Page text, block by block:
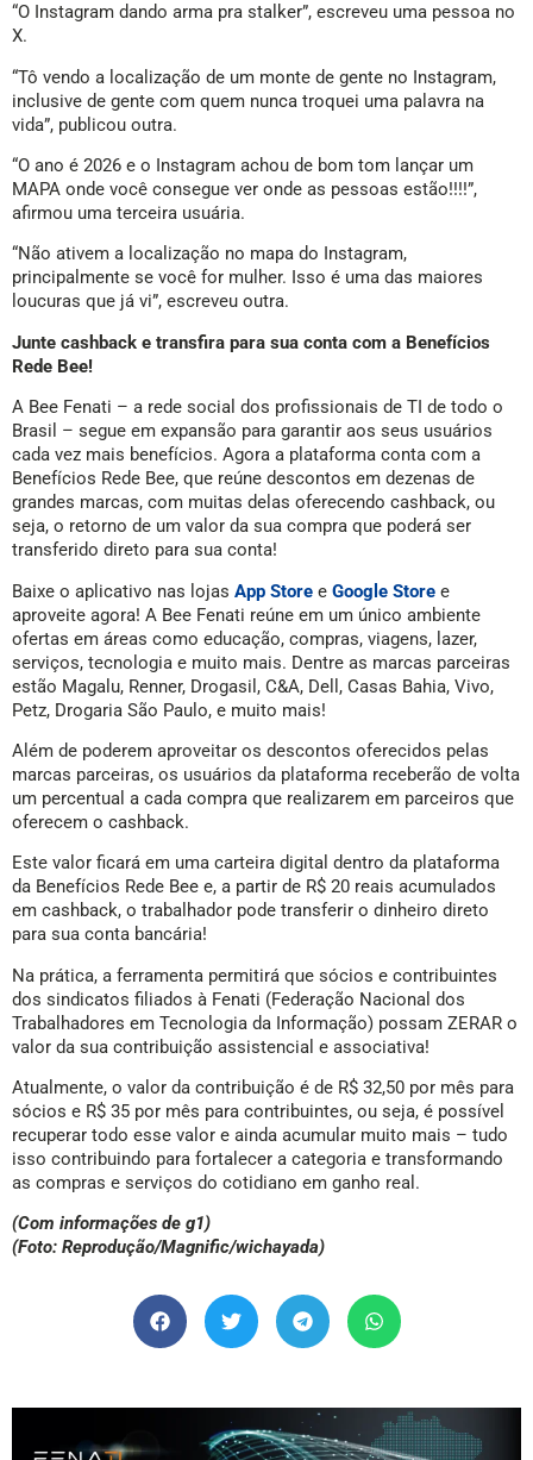
“O Instagram dando arma pra stalker”, escreveu uma pessoa no
X.
“Tô vendo a localização de um monte de gente no Instagram,
inclusive de gente com quem nunca troquei uma palavra na
vida”, publicou outra.
“O ano é 2026 e o Instagram achou de bom tom lançar um
MAPA onde você consegue ver onde as pessoas estão!!!!”,
afirmou uma terceira usuária.
“Não ativem a localização no mapa do Instagram,
principalmente se você for mulher. Isso é uma das maiores
loucuras que já vi”, escreveu outra.
Junte cashback e transfira para sua conta com a Benefícios
Rede Bee!
A Bee Fenati – a rede social dos profissionais de TI de todo o
Brasil – segue em expansão para garantir aos seus usuários
cada vez mais benefícios. Agora a plataforma conta com a
Benefícios Rede Bee, que reúne descontos em dezenas de
grandes marcas, com muitas delas oferecendo cashback, ou
seja, o retorno de um valor da sua compra que poderá ser
transferido direto para sua conta!
Baixe o aplicativo nas lojas App Store e Google Store e
aproveite agora! A Bee Fenati reúne em um único ambiente
ofertas em áreas como educação, compras, viagens, lazer,
serviços, tecnologia e muito mais. Dentre as marcas parceiras
estão Magalu, Renner, Drogasil, C&A, Dell, Casas Bahia, Vivo,
Petz, Drogaria São Paulo, e muito mais!
Além de poderem aproveitar os descontos oferecidos pelas
marcas parceiras, os usuários da plataforma receberão de volta
um percentual a cada compra que realizarem em parceiros que
oferecem o cashback.
Este valor ficará em uma carteira digital dentro da plataforma
da Benefícios Rede Bee e, a partir de R$ 20 reais acumulados
em cashback, o trabalhador pode transferir o dinheiro direto
para sua conta bancária!
Na prática, a ferramenta permitirá que sócios e contribuintes
dos sindicatos filiados à Fenati (Federação Nacional dos
Trabalhadores em Tecnologia da Informação) possam ZERAR o
valor da sua contribuição assistencial e associativa!
Atualmente, o valor da contribuição é de R$ 32,50 por mês para
sócios e R$ 35 por mês para contribuintes, ou seja, é possível
recuperar todo esse valor e ainda acumular muito mais – tudo
isso contribuindo para fortalecer a categoria e transformando
as compras e serviços do cotidiano em ganho real.
(Com informações de g1)
(Foto: Reprodução/Magnific/wichayada)